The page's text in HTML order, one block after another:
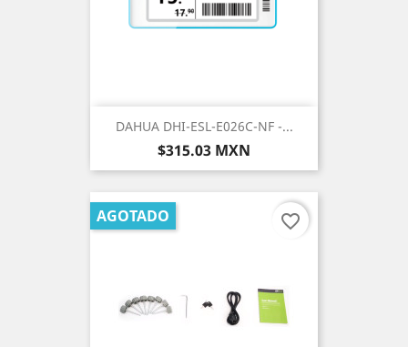
DAHUA DHI-ESL-E026C-NF -...
Precio
$315.03 MXN
AGOTADO favorite_border